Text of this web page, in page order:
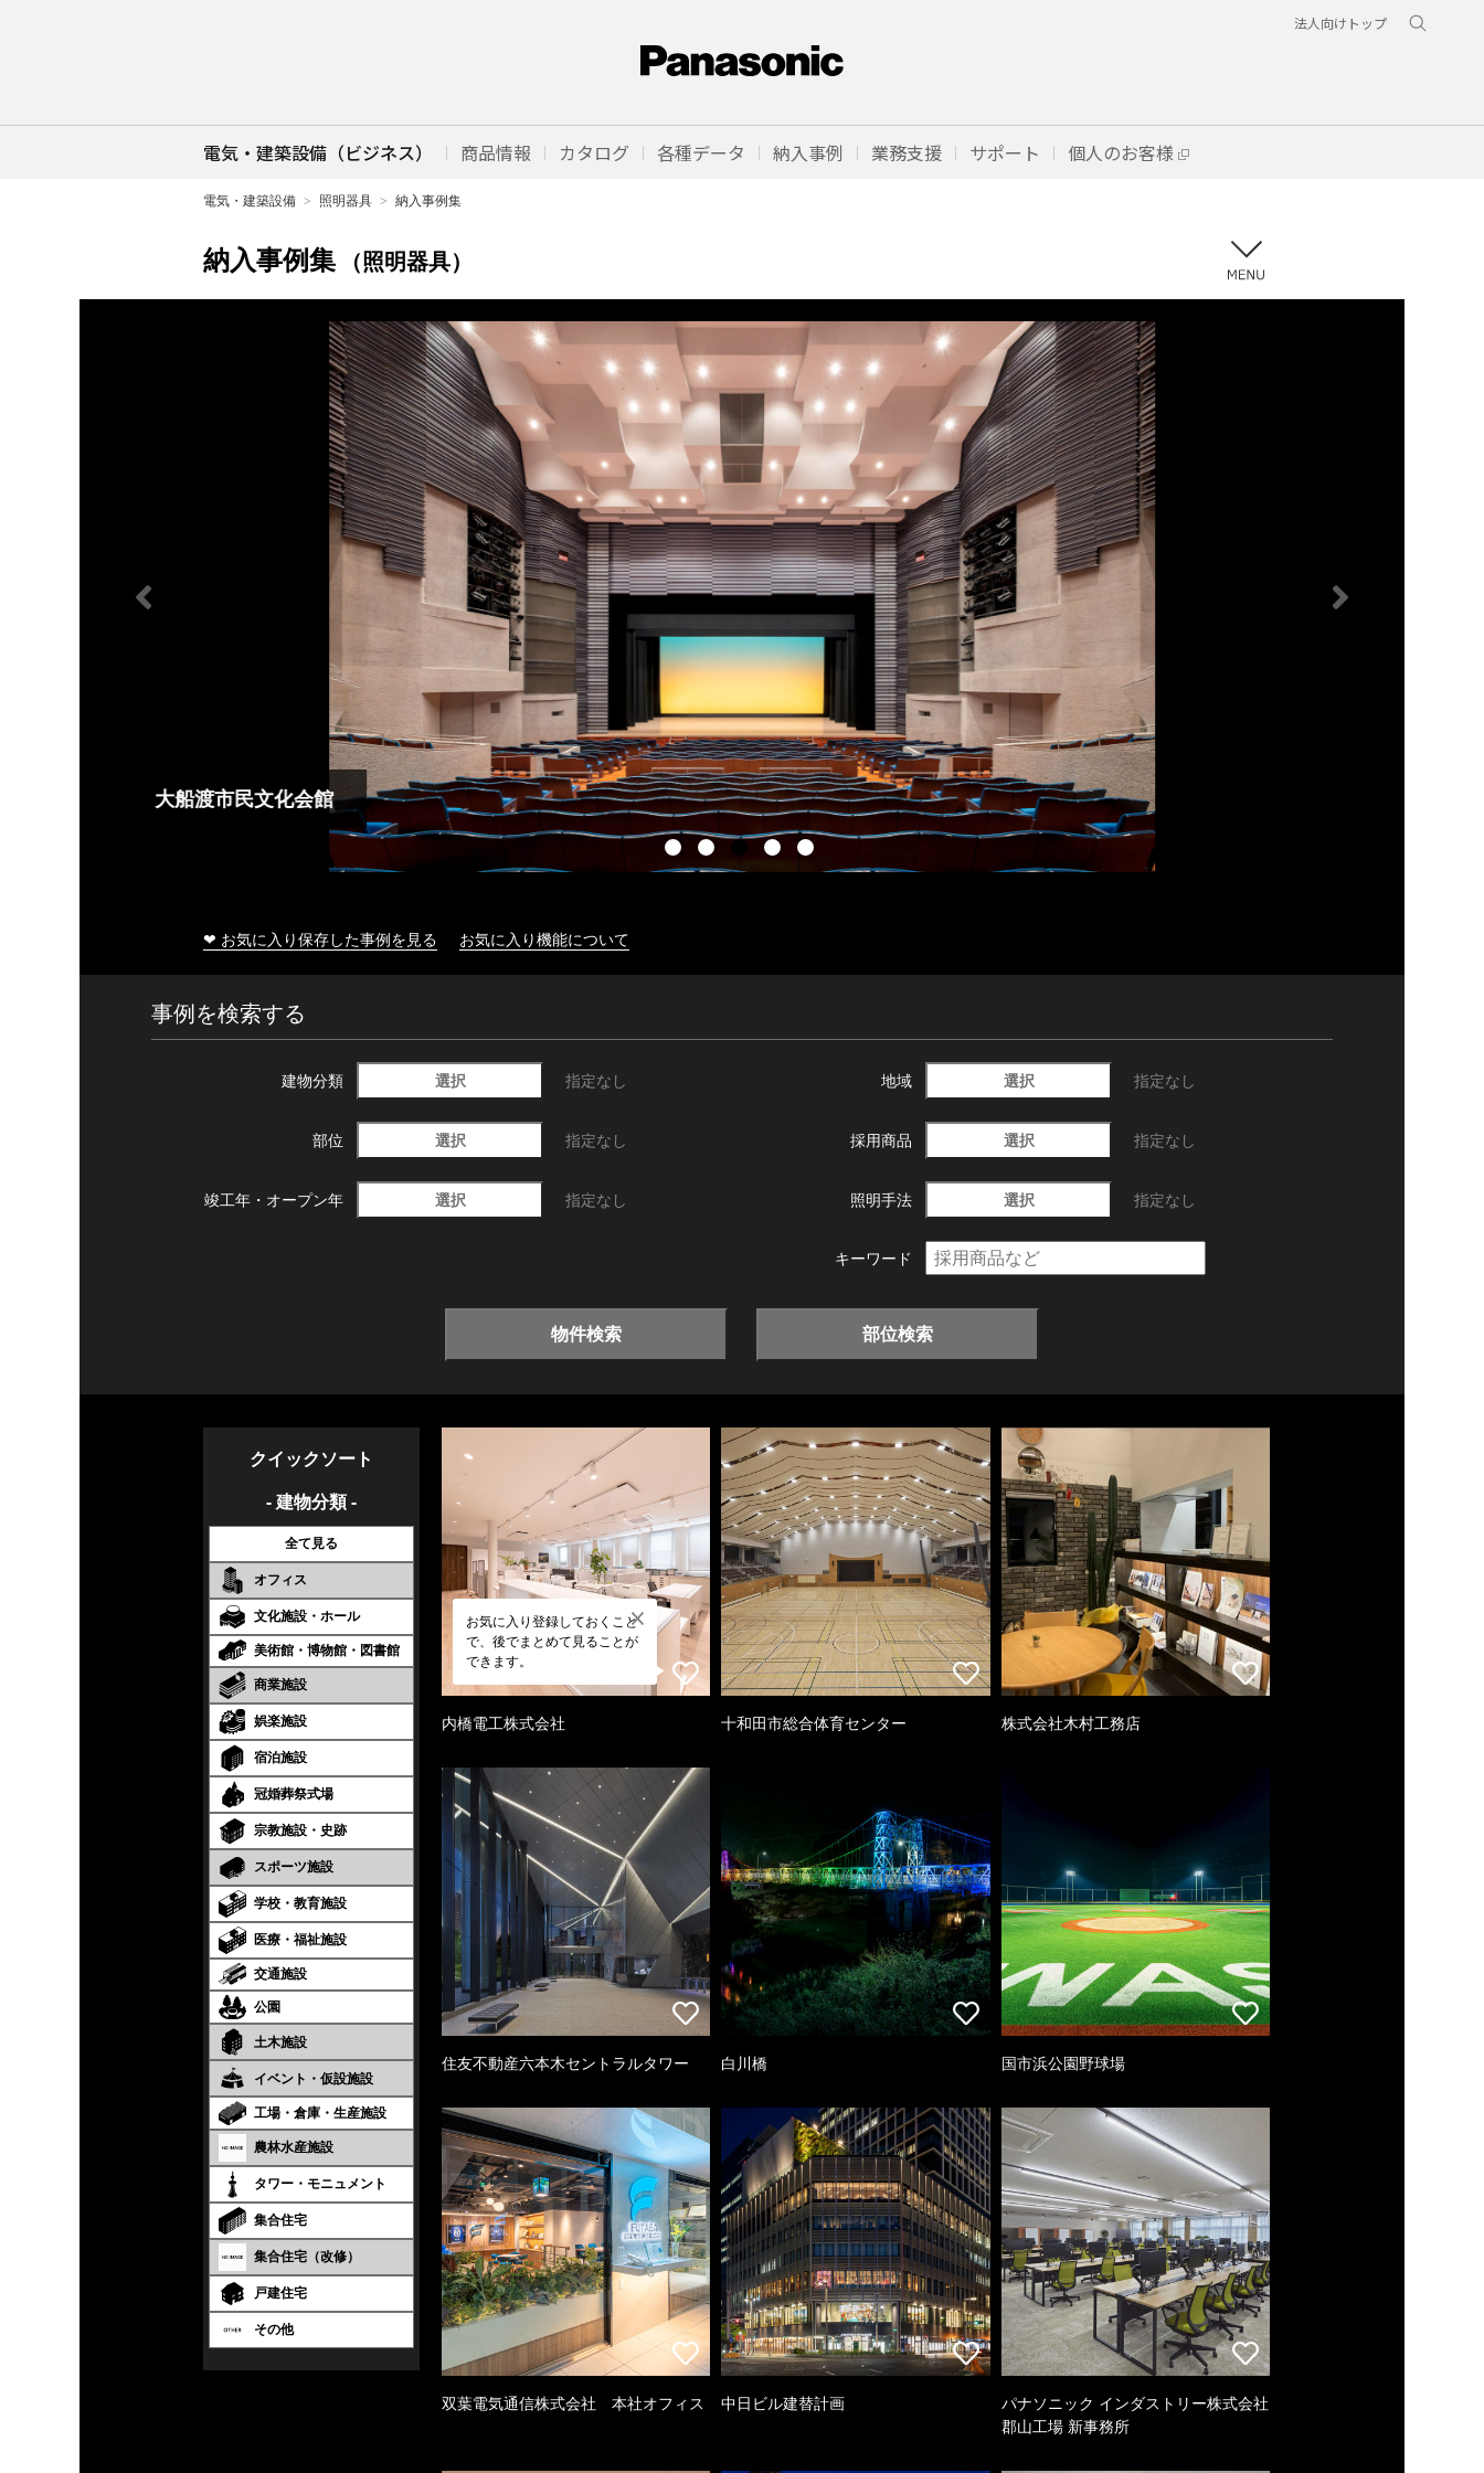
法人向けトップ
電気・建築設備（ビジネス） 商品情報 カタログ 各種データ 納入事例 業務支援 サポート 個人のお客様
電気・建築設備 照明器具 納入事例集
納入事例集 （照明器具）
大船渡市民文化会館
❤ お気に入り保存した事例を見る お気に入り機能について
事例を検索する
建物分類 選択 指定なし 地域 選択 指定なし
部位 選択 指定なし 採用商品 選択 指定なし
竣工年・ オープン年 選択 指定なし 照明手法 選択 指定なし
キーワード
物件検索 部位検索
クイックソート
- 建物分類 -
全て見る
オフィス
文化施設・ホール
美術館・博物館・図書館
商業施設
娯楽施設
宿泊施設
冠婚葬祭式場
宗教施設・史跡
スポーツ施設
学校・教育施設
医療・福祉施設
交通施設
公園
土木施設
イベント・仮設施設
工場・倉庫・生産施設
農林水産施設
タワー・モニュメント
集合住宅
集合住宅（改修）
戸建住宅
その他
お気に入り登録しておくこと
で、後でまとめて見ることが
できます。
内橋電工株式会社 十和田市総合体育センター 株式会社木村工務店
住友不動産六本木セントラルタワー 白川橋 国市浜公園野球場
双葉電気通信株式会社 本社オフィス 中日ビル建替計画
パナソニック インダストリー株式会社
郡山工場 新事務所